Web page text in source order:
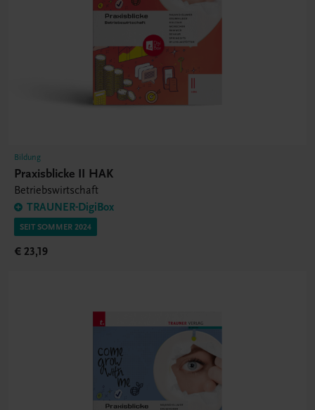
Bildung
Praxisblicke II HAK
Betriebswirtschaft
TRAUNER-DigiBox
SEIT SOMMER 2024
€ 23,19